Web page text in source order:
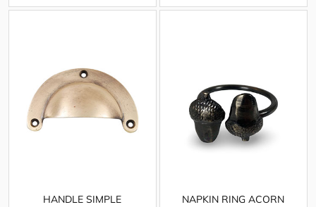
HANDLE SIMPLE NAPKIN RING ACORN